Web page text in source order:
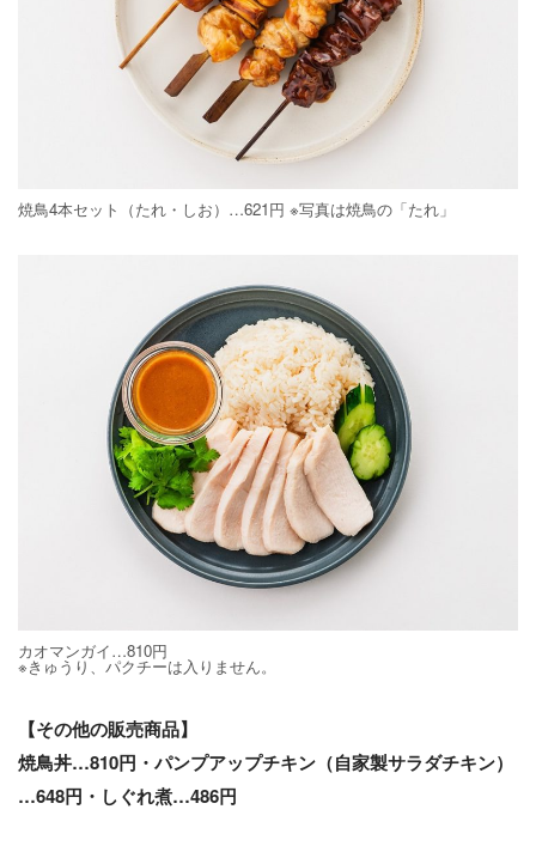
焼鳥4本セット（たれ・しお）…621円 ※写真は焼鳥の「たれ」
カオマンガイ…810円
※きゅうり、パクチーは入りません。
【その他の販売商品】
焼鳥丼…810円・パンプアップチキン（自家製サラダチキン）
…648円・しぐれ煮…486円